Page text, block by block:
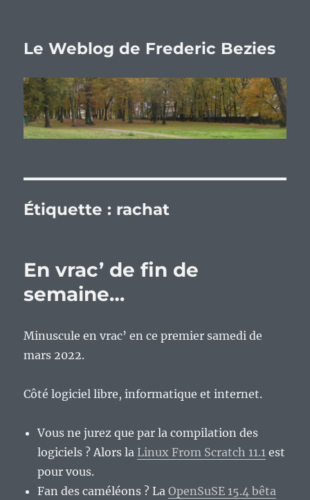
Le Weblog de Frederic Bezies
Étiquette : rachat
En vrac’ de fin de
semaine…
Minuscule en vrac’ en ce premier samedi de
mars 2022.
Côté logiciel libre, informatique et internet.
Vous ne jurez que par la compilation des
logiciels ? Alors la Linux From Scratch 11.1 est
pour vous.
Fan des caméléons ? LaOpenSuSE 15.4 bêta